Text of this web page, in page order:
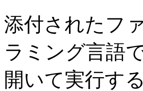
添付されたフ
ラミング言語
開いて実行す